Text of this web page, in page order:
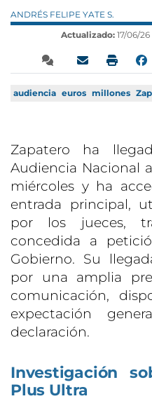
ANDRÉS FELIPE YATE S.
Actualizado: 17/06/26
audiencia euros millones
Zapatero ha
Audiencia Nacional
miércoles y ha
entrada principal,
por los jueces,
concedida a
Gobierno. Su
por una amplia
comunicación,
expectación
declaración.
Investigación
Plus Ultra